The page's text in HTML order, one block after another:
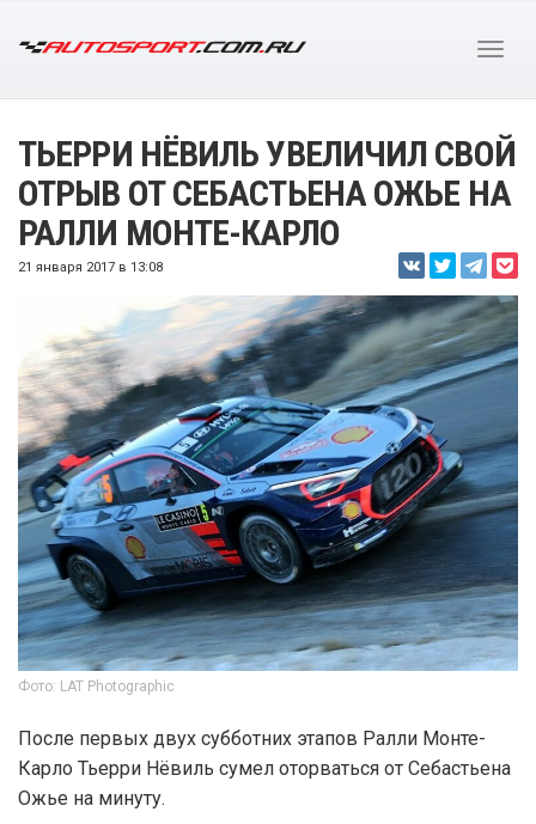
ТЬЕРРИ НЁВИЛЬ УВЕЛИЧИЛ СВОЙ
ОТРЫВ ОТ СЕБАСТЬЕНА ОЖЬЕ НА
РАЛЛИ МОНТЕ-КАРЛО
21 января 2017 в 13:08
Фото: LAT Photographic
После первых двух субботних этапов Ралли Монте-
Карло Тьерри Нёвиль сумел оторваться от Себастьена
Ожье на минуту.